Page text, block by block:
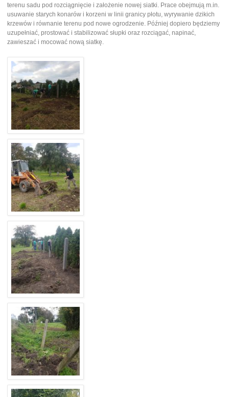
terenu sadu pod rozciągnięcie i założenie nowej siatki. Prace obejmują m.in.
usuwanie starych konarów i korzeni w linii granicy płotu, wyrywanie dzikich
krzewów i równanie terenu pod nowe ogrodzenie. Później dopiero będziemy
uzupełniać, prostować i stabilizować słupki oraz rozciągać, napinać,
zawieszać i mocować nową siatkę.